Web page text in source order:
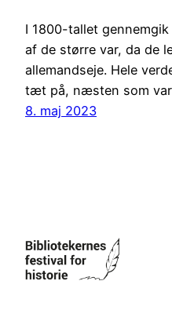
I 1800-tallet
af de større var, da de
allemandseje. Hele
tæt på, næsten som
8. maj 2023